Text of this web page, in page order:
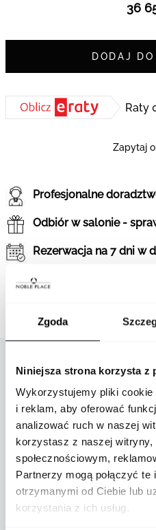
Zgoda
Niniejsza strona korzysta z
Wykorzystujemy pliki
i reklam, aby oferować
analizować ruch w naszej
korzystasz z naszej witryny,
społecznościowym,
Partnerzy mogą połączyć
otrzymanymi od Ciebie lub
korzystania z ich usług.
36
DODAJ
Raty
Zapytaj
Profesjonalne
Odbiór w salonie -
Rezerwacja na 7 dni w
Gwarancja oryginalności